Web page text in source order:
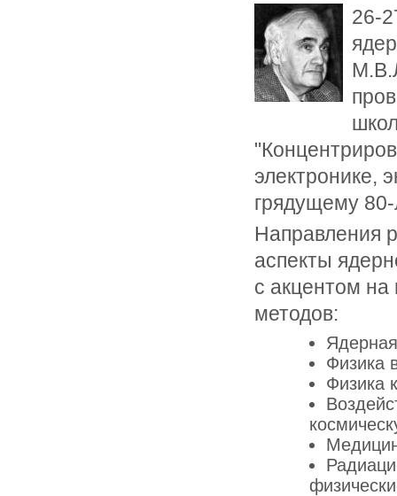
26-
электронике,
грядущему
Направления
аспекты
с акцентом на
методов:
Физика
Физика